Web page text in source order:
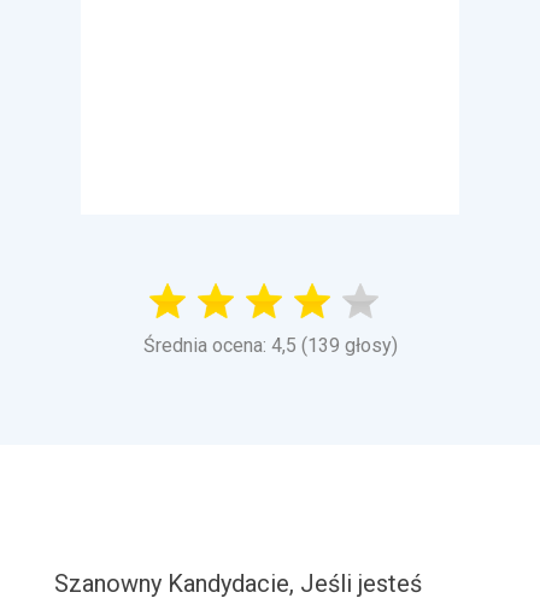
Średnia ocena: 4,5 (139 głosy)
Szanowny Kandydacie, Jeśli jesteś